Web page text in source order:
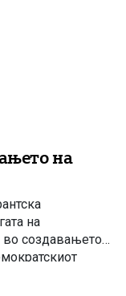
на
на
во создавањето
„Четврта